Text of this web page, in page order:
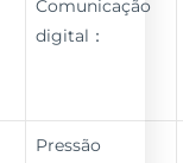
Comunicação
digital：
Pressão